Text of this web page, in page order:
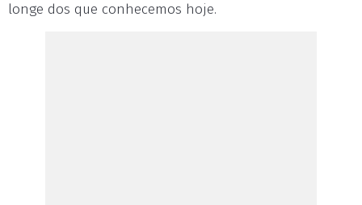
longe dos que conhecemos hoje.